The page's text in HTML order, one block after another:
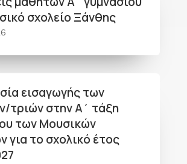
σχολείο Ξάνθης
εισαγωγής των
τριών στην Α΄ τάξη
των Μουσικών
για το σχολικό έτος